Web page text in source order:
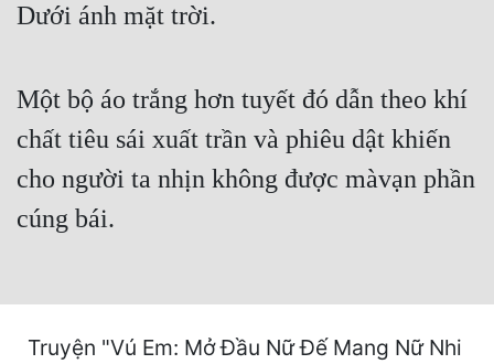
Xa Lộ Dịch
Cung Đấu
Cổ Đại
Dưới ánh mặt trời.
Một bộ áo trắng hơn tuyết đó dẫn theo khí
chất tiêu sái xuất trần và phiêu dật khiến
cho người ta nhịn không được màvạn phần
cúng bái.
Truyện "Vú Em: Mở Đầu Nữ Đế Mang Nữ Nhi